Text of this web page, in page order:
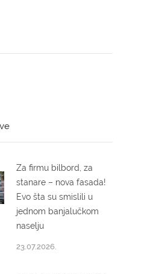
Za firmu bilbord, za
stanare – nova fasada!
Evo šta su smislili u
jednom banjalučkom
naselju
23.07.2026.